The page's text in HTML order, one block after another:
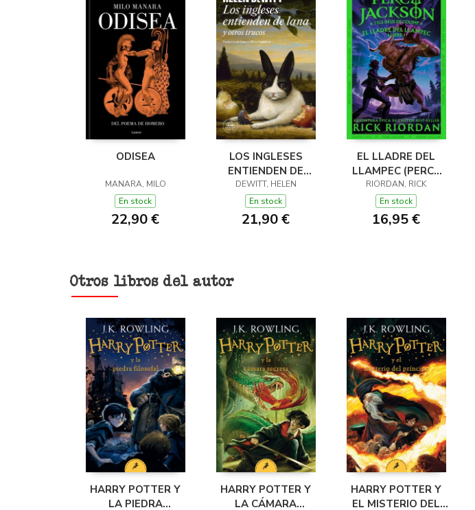
ODISEA
MANARA, MILO
En stock
22,90 €
LOS INGLESES
ENTIENDEN DE
LANA (Y OTROS
TRUCOS)
DEWITT, HELEN
En stock
21,90 €
EL LLADRE DEL
LLAMPEC (PERCY
JACKSON I ELS
DÉUS DE L'OLIMP 1)
RIORDAN, RICK
En stock
16,95 €
Otros libros del autor
HARRY POTTER Y
LA PIEDRA
HARRY POTTER Y
LA CÁMARA
HARRY POTTER Y
EL MISTERIO DEL